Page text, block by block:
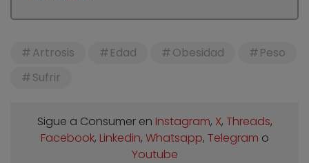
Artrosis Edad Obesidad
Peso
Sufrir
Sigue a Consumer en Instagram, X, Threads,
Facebook, Linkedin, Whatsapp, Telegram o
Youtube